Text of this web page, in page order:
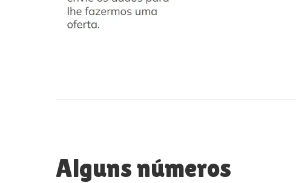
Alguns números